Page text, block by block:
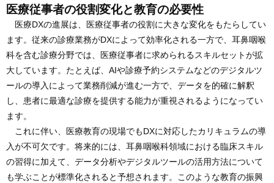
医療従事者の役割変化と教育の必要性
医療DXの進展は、医療従事者の役割に大きな変化をもたらしてい
ます。従来の診療業務がDXによって効率化される一方で、耳鼻咽喉
科を含む診療分野では、医療従事者に求められるスキルセットが拡
大しています。たとえば、AIや診療予約システムなどのデジタルツ
ールの導入によって業務削減が進む一方で、データを的確に解釈
し、患者に最適な診療を提供する能力が重視されるようになってい
ます。
これに伴い、医療教育の現場でもDXに対応したカリキュラムの導
入が不可欠です。将来的には、耳鼻咽喉科領域における臨床スキル
の習得に加えて、データ分析やデジタルツールの活用方法について
も学ぶことが標準化されると予想されます。このような教育の振興